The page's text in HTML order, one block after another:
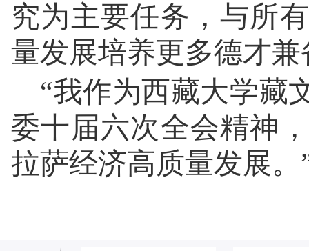
究为主要任务，与所
量发展培养更多德才
“我作为西藏大学藏
委十届六次全会精神
拉萨经济高质量发展。